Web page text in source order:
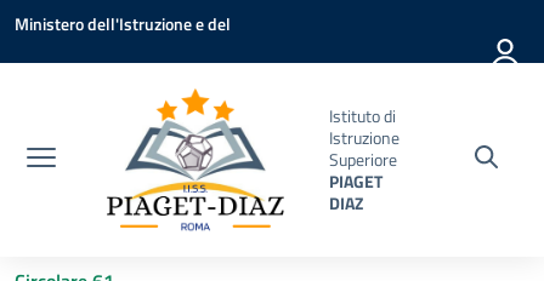
Vai ai contenuti
Vai al menu di navigazione
Vai al footer
Ministero dell'Istruzione e del
Istituto di
Istruzione
Superiore
PIAGET
DIAZ